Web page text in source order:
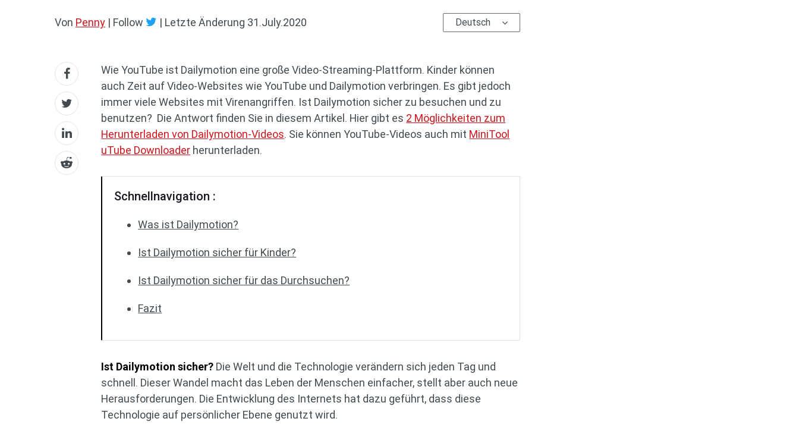
Von Penny | Follow | Letzte Änderung 31.July.2020 Deutsch
Wie YouTube ist Dailymotion eine große Video-Streaming-Plattform. Kinder können
auch Zeit auf Video-Websites wie YouTube und Dailymotion verbringen. Es gibt jedoch
immer viele Websites mit Virenangriffen. Ist Dailymotion sicher zu besuchen und zu
benutzen? Die Antwort finden Sie in diesem Artikel. Hier gibt es 2 Möglichkeiten zum
Herunterladen von Dailymotion-Videos. Sie können YouTube-Videos auch mit MiniTool
uTube Downloader herunterladen.
Schnellnavigation :
Was ist Dailymotion?
Ist Dailymotion sicher für Kinder?
Ist Dailymotion sicher für das Durchsuchen?
Fazit
Ist Dailymotion sicher? Die Welt und die Technologie verändern sich jeden Tag und
schnell. Dieser Wandel macht das Leben der Menschen einfacher, stellt aber auch neue
Herausforderungen. Die Entwicklung des Internets hat dazu geführt, dass diese
Technologie auf persönlicher Ebene genutzt wird.